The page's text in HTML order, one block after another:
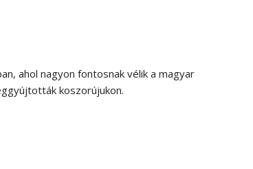
ahol nagyon fontosnak vélik a magyar
koszorújukon.